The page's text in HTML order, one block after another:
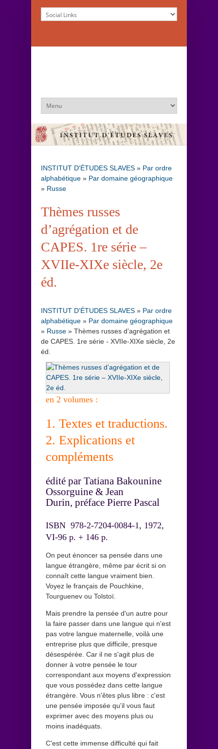
INSTITUT D'ÉTUDES SLAVES » Par ordre
alphabétique » Par domaine géographique
» Russe
Thèmes russes
d’agrégation et de
CAPES. 1re série –
XVIIe-XIXe siècle, 2e
éd.
INSTITUT D'ÉTUDES SLAVES » Par ordre
alphabétique » Par domaine géographique
» Russe » Thèmes russes d’agrégation et
de CAPES. 1re série - XVIIe-XIXe siècle, 2e
éd.
en 2 volumes :
1. Textes et traductions.
2. Explications et
compléments
édité par Tatiana Bakounine
Ossorguine & Jean
Durin, préface Pierre Pascal
ISBN 978-2-7204-0084-1, 1972,
VI-96 p. + 146 p.
On peut énoncer sa pensée dans une
langue étrangère, même par écrit si on
connaît cette langue vraiment bien.
Voyez le français de Pouchkine,
Tourguenev ou Tolstoï.
Mais prendre la pensée d'un autre pour
la faire passer dans une langue qui n'est
pas votre langue maternelle, voilà une
entreprise plus que difficile, presque
désespérée. Car il ne s'agit plus de
donner à votre pensée le tour
correspondant aux moyens d'expression
que vous possédez dans cette langue
étrangère. Vous n'êtes plus libre : c'est
une pensée imposée qu'il vous faut
exprimer avec des moyens plus ou
moins inadéquats.
C'est cette immense difficulté qui fait